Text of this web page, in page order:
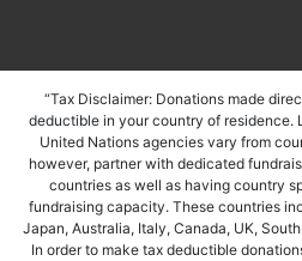
“Tax Disclaimer: Donations made
deductible in your country of residence.
United Nations agencies vary from
however, partner with dedicated
countries as well as having country
fundraising capacity. These countries
Japan, Australia, Italy, Canada, UK,
In order to make tax deductible